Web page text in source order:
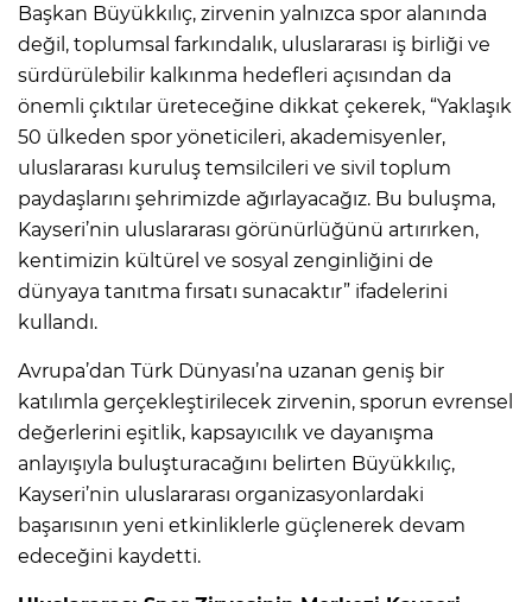
Başkan Büyükkılıç, zirvenin yalnızca spor alanında
değil, toplumsal farkındalık, uluslararası iş birliği ve
sürdürülebilir kalkınma hedefleri açısından da
önemli çıktılar üreteceğine dikkat çekerek, “Yaklaşık
50 ülkeden spor yöneticileri, akademisyenler,
uluslararası kuruluş temsilcileri ve sivil toplum
paydaşlarını şehrimizde ağırlayacağız. Bu buluşma,
Kayseri’nin uluslararası görünürlüğünü artırırken,
kentimizin kültürel ve sosyal zenginliğini de
dünyaya tanıtma fırsatı sunacaktır” ifadelerini
kullandı.
Avrupa’dan Türk Dünyası’na uzanan geniş bir
katılımla gerçekleştirilecek zirvenin, sporun evrensel
değerlerini eşitlik, kapsayıcılık ve dayanışma
anlayışıyla buluşturacağını belirten Büyükkılıç,
Kayseri’nin uluslararası organizasyonlardaki
başarısının yeni etkinliklerle güçlenerek devam
edeceğini kaydetti.